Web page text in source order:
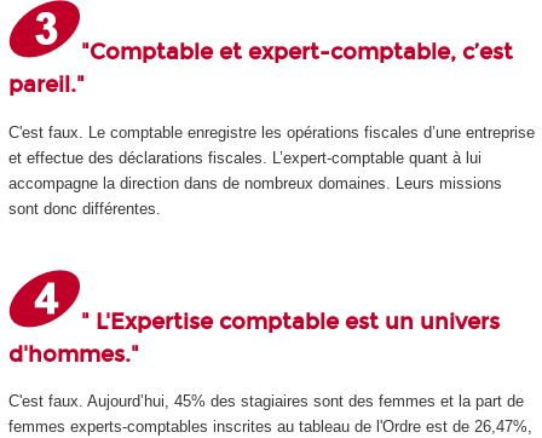
"Comptable et expert-comptable, c’est
pareil."
C'est faux. Le comptable enregistre les opérations fiscales d’une entreprise
et effectue des déclarations fiscales. L’expert-comptable quant à lui
accompagne la direction dans de nombreux domaines. Leurs missions
sont donc différentes.
" L'Expertise comptable est un univers
d'hommes."
C'est faux. Aujourd’hui, 45% des stagiaires sont des femmes et la part de
femmes experts-comptables inscrites au tableau de l'Ordre est de 26,47%,